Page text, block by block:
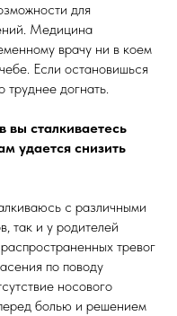
для
Медицина
врачу ни в коем
Если остановишься
труднее догнать.
вы сталкиваетесь
удается снизить
с различными
так и у родителей
тревог
по поводу
носового
болью и решением